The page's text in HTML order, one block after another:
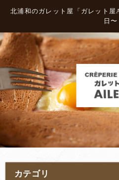
北浦和のガレット屋「ガレット
日〜
カテゴリ